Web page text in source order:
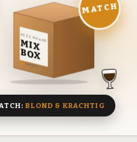
DEZE MAAND
MIX
BOX
8 BIEREN
MATCH
BLOND & KRACHTIG